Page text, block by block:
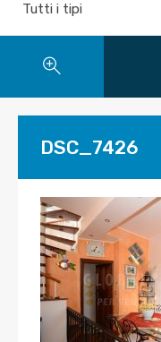
Tutti i tipi
DSC_7426